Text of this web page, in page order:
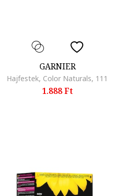
GARNIER
Hajfestek, Color Naturals, 111
1.888 Ft